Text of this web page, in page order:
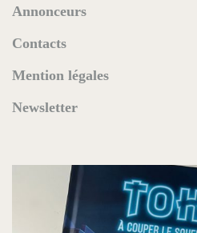
Annonceurs
Contacts
Mention légales
Newsletter